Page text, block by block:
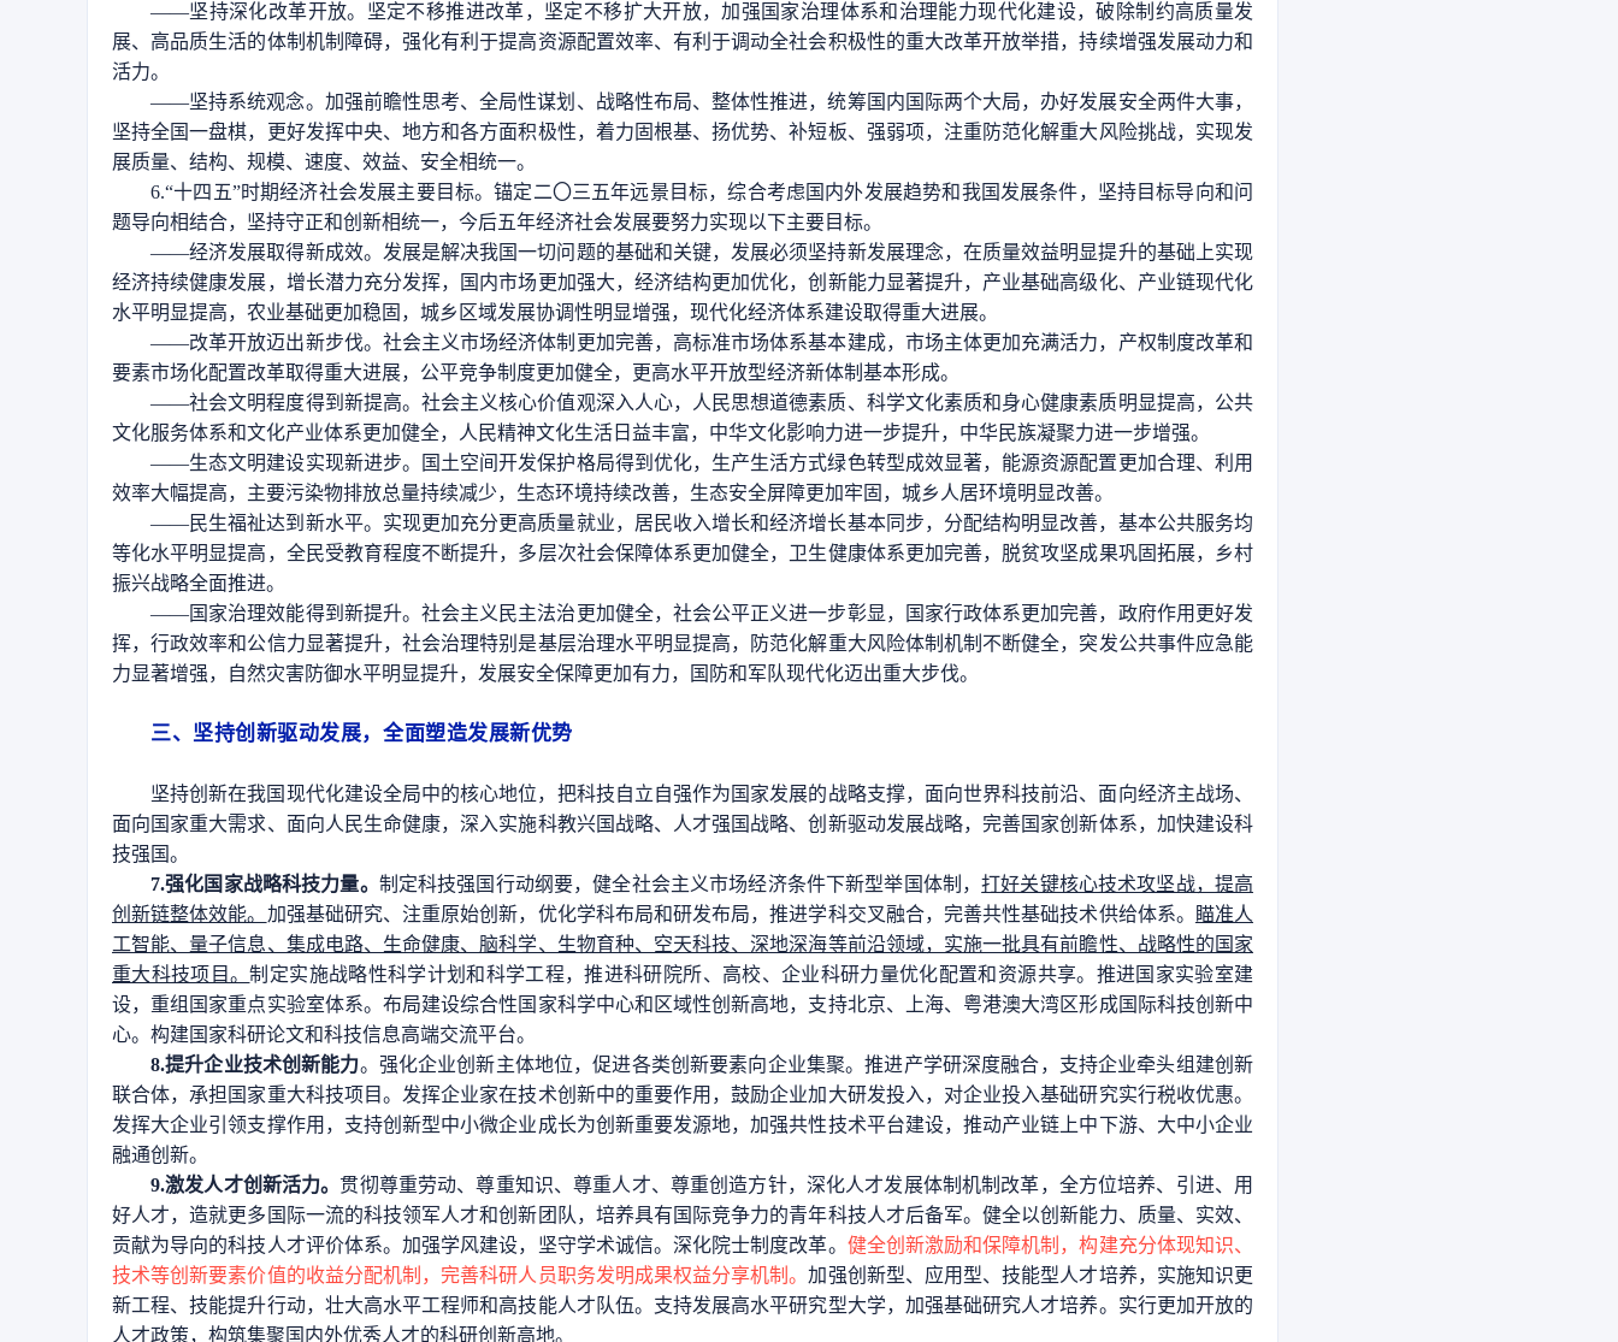
——坚持深化改革开放。坚定不移推进改革，坚定不移扩大开放，加强国家治理体系和治理能力现代化建设，破除制约高质量发
展、高品质生活的体制机制障碍，强化有利于提高资源配置效率、有利于调动全社会积极性的重大改革开放举措，持续增强发展动力和
活力。
——坚持系统观念。加强前瞻性思考、全局性谋划、战略性布局、整体性推进，统筹国内国际两个大局，办好发展安全两件大事，
坚持全国一盘棋，更好发挥中央、地方和各方面积极性，着力固根基、扬优势、补短板、强弱项，注重防范化解重大风险挑战，实现发
展质量、结构、规模、速度、效益、安全相统一。
6.“十四五”时期经济社会发展主要目标。锚定二〇三五年远景目标，综合考虑国内外发展趋势和我国发展条件，坚持目标导向和问
题导向相结合，坚持守正和创新相统一，今后五年经济社会发展要努力实现以下主要目标。
——经济发展取得新成效。发展是解决我国一切问题的基础和关键，发展必须坚持新发展理念，在质量效益明显提升的基础上实现
经济持续健康发展，增长潜力充分发挥，国内市场更加强大，经济结构更加优化，创新能力显著提升，产业基础高级化、产业链现代化
水平明显提高，农业基础更加稳固，城乡区域发展协调性明显增强，现代化经济体系建设取得重大进展。
——改革开放迈出新步伐。社会主义市场经济体制更加完善，高标准市场体系基本建成，市场主体更加充满活力，产权制度改革和
要素市场化配置改革取得重大进展，公平竞争制度更加健全，更高水平开放型经济新体制基本形成。
——社会文明程度得到新提高。社会主义核心价值观深入人心，人民思想道德素质、科学文化素质和身心健康素质明显提高，公共
文化服务体系和文化产业体系更加健全，人民精神文化生活日益丰富，中华文化影响力进一步提升，中华民族凝聚力进一步增强。
——生态文明建设实现新进步。国土空间开发保护格局得到优化，生产生活方式绿色转型成效显著，能源资源配置更加合理、利用
效率大幅提高，主要污染物排放总量持续减少，生态环境持续改善，生态安全屏障更加牢固，城乡人居环境明显改善。
——民生福祉达到新水平。实现更加充分更高质量就业，居民收入增长和经济增长基本同步，分配结构明显改善，基本公共服务均
等化水平明显提高，全民受教育程度不断提升，多层次社会保障体系更加健全，卫生健康体系更加完善，脱贫攻坚成果巩固拓展，乡村
振兴战略全面推进。
——国家治理效能得到新提升。社会主义民主法治更加健全，社会公平正义进一步彰显，国家行政体系更加完善，政府作用更好发
挥，行政效率和公信力显著提升，社会治理特别是基层治理水平明显提高，防范化解重大风险体制机制不断健全，突发公共事件应急能
力显著增强，自然灾害防御水平明显提升，发展安全保障更加有力，国防和军队现代化迈出重大步伐。
三、坚持创新驱动发展，全面塑造发展新优势
坚持创新在我国现代化建设全局中的核心地位，把科技自立自强作为国家发展的战略支撑，面向世界科技前沿、面向经济主战场、
面向国家重大需求、面向人民生命健康，深入实施科教兴国战略、人才强国战略、创新驱动发展战略，完善国家创新体系，加快建设科
技强国。
7.强化国家战略科技力量。 制定科技强国行动纲要，健全社会主义市场经济条件下新型举国体制，打好关键核心技术攻坚战，提高
创新链整体效能。 加强基础研究、注重原始创新，优化学科布局和研发布局，推进学科交叉融合，完善共性基础技术供给体系。
瞄准人
工智能、量子信息、集成电路、生命健康、脑科学、生物育种、空天科技、深地深海等前沿领域，实施一批具有前瞻性、战略性的国家
重大科技项目。制定实施战略性科学计划和科学工程，推进科研院所、高校、企业科研力量优化配置和资源共享。推进国家实验室建
设，重组国家重点实验室体系。布局建设综合性国家科学中心和区域性创新高地，支持北京、上海、粤港澳大湾区形成国际科技创新中
心。构建国家科研论文和科技信息高端交流平台。
8.提升企业技术创新能力。强化企业创新主体地位，促进各类创新要素向企业集聚。推进产学研深度融合，支持企业牵头组建创新
联合体，承担国家重大科技项目。发挥企业家在技术创新中的重要作用，鼓励企业加大研发投入，对企业投入基础研究实行税收优惠。
发挥大企业引领支撑作用，支持创新型中小微企业成长为创新重要发源地，加强共性技术平台建设，推动产业链上中下游、大中小企业
融通创新。
9.激发人才创新活力。 贯彻尊重劳动、尊重知识、尊重人才、尊重创造方针，深化人才发展体制机制改革，全方位培养、引进、用
好人才，造就更多国际一流的科技领军人才和创新团队，培养具有国际竞争力的青年科技人才后备军。健全以创新能力、质量、实效、
贡献为导向的科技人才评价体系。加强学风建设，坚守学术诚信。深化院士制度改革。 健全创新激励和保障机制，构建充分体现知识、
技术等创新要素价值的收益分配机制，完善科研人员职务发明成果权益分享机制。加强创新型、应用型、技能型人才培养，实施知识更
新工程、技能提升行动，壮大高水平工程师和高技能人才队伍。支持发展高水平研究型大学，加强基础研究人才培养。实行更加开放的
人才政策，构筑集聚国内外优秀人才的科研创新高地。